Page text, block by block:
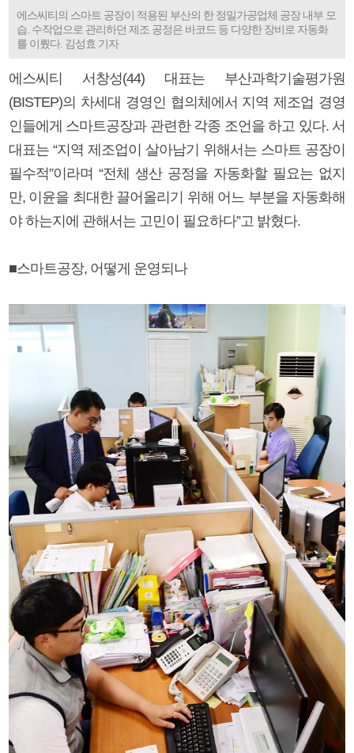
에스씨티의 스마트 공장이 적용된 부산의 한 정밀가공업체 공장 내부 모
습. 수작업으로 관리하던 제조 공정은 바코드 등 다양한 장비로 자동화
를 이뤘다. 김성효 기자
에스씨티 서창성(44) 대표는 부산과학기술평가원
(BISTEP)의 차세대 경영인 협의체에서 지역 제조업 경영
인들에게 스마트공장과 관련한 각종 조언을 하고 있다. 서
대표는 “지역 제조업이 살아남기 위해서는 스마트 공장이
필수적”이라며 “전체 생산 공정을 자동화할 필요는 없지
만, 이윤을 최대한 끌어올리기 위해 어느 부분을 자동화해
야 하는지에 관해서는 고민이 필요하다”고 밝혔다.
■스마트공장, 어떻게 운영되나